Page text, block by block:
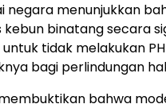
negara menunjukkan
binatang secara
tidak melakukan
bagi perlindungan
bahwa